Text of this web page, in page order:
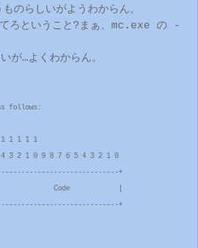
ものらしいがようわからん。
ろということ?まぁ、mc.exe の -
が…よくわからん。
follows:
1 1 1 1
2 1 0 9 8 7 6 5 4 3 2 1 0
+
| Code |
+